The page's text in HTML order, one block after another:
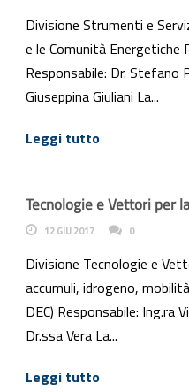
Divisione Strumenti e
e le Comunità Energetiche
Responsabile: Dr. Stefano
Giuseppina Giuliani La...
Leggi tutto
Tecnologie e Vettori per
12 GIU 2017 0
Divisione Tecnologie e
accumuli, idrogeno,
DEC) Responsabile: Ing.ra
Dr.ssa Vera La...
Leggi tutto